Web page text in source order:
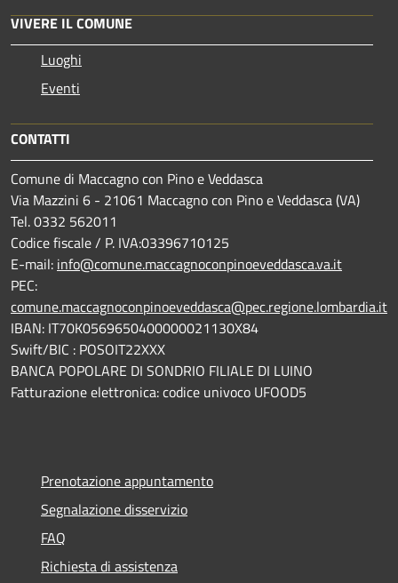
VIVERE IL COMUNE
Luoghi
Eventi
CONTATTI
Comune di Maccagno con Pino e Veddasca
Via Mazzini 6 - 21061 Maccagno con Pino e Veddasca (VA)
Tel. 0332 562011
Codice fiscale / P. IVA:03396710125
E-mail: info@comune.maccagnoconpinoeveddasca.va.it
PEC:
comune.maccagnoconpinoeveddasca@pec.regione.lombardia.it
IBAN: IT70K0569650400000021130X84
Swift/BIC : POSOIT22XXX
BANCA POPOLARE DI SONDRIO FILIALE DI LUINO
Fatturazione elettronica: codice univoco UFOOD5
Prenotazione appuntamento
Segnalazione disservizio
FAQ
Richiesta di assistenza